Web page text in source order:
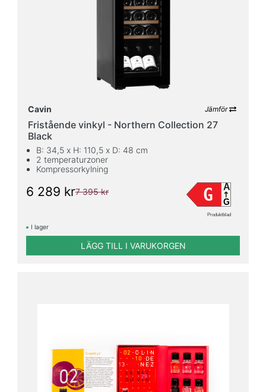
Cavin Jämför
Fristående vinkyl - Northern Collection 27
Black
B: 34,5 x H: 110,5 x D: 48 cm
2 temperaturzoner
Kompressorkylning
6 289 kr7 395 kr G A
G
Produktblad
I lager
LÄGG TILL I VARUKORGEN